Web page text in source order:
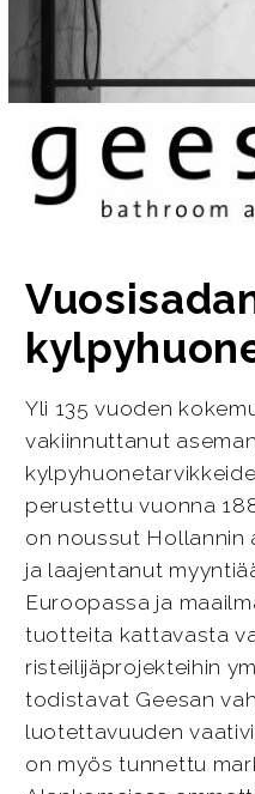
Yli 135 vuoden
vakiinnuttanut
perustettu vuonna
on noussut Hollannin
ja laajentanut
Euroopassa ja
tuotteita kattavasta
risteilijäprojekteihin
todistavat Geesan
luotettavuuden
on myös tunnettu